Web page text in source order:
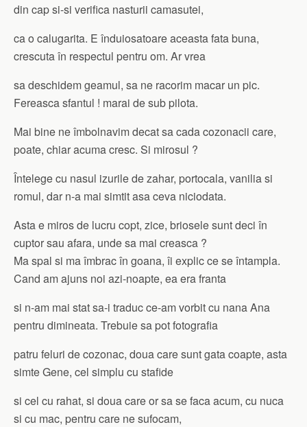
din cap si-si verifica nasturii camasutei,
ca o calugarita. E înduiosatoare aceasta fata buna,
crescuta în respectul pentru om. Ar vrea
sa deschidem geamul, sa ne racorim macar un pic.
Fereasca sfantul ! marai de sub pilota.
Mai bine ne îmbolnavim decat sa cada cozonacii care,
poate, chiar acuma cresc. Si mirosul ?
Întelege cu nasul izurile de zahar, portocala, vanilia si
romul, dar n-a mai simtit asa ceva niciodata.
Asta e miros de lucru copt, zice, briosele sunt deci în
cuptor sau afara, unde sa mai creasca ?
Ma spal si ma îmbrac în goana, îi explic ce se întampla.
Cand am ajuns noi azi-noapte, ea era franta
si n-am mai stat sa-i traduc ce-am vorbit cu nana Ana
pentru dimineata. Trebuie sa pot fotografia
patru feluri de cozonac, doua care sunt gata coapte, asta
simte Gene, cel simplu cu stafide
si cel cu rahat, si doua care or sa se faca acum, cu nuca
si cu mac, pentru care ne sufocam,